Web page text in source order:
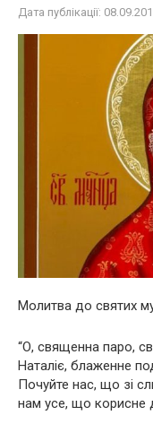
Дата публікації:
Молитва до святих
“О, священна паро,
Наталіє, блаженне
Почуйте нас, що зі
нам усе, що корисне